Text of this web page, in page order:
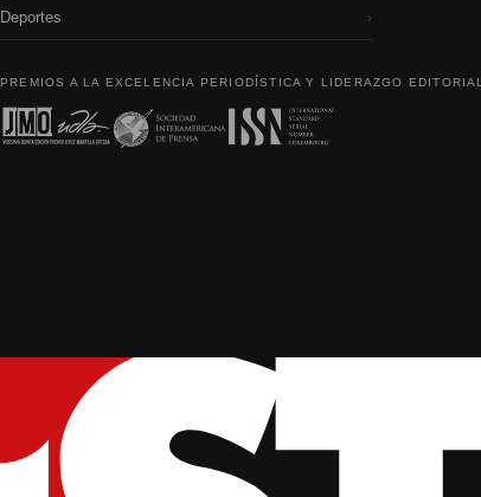
Deportes ›
PREMIOS A LA EXCELENCIA PERIODÍSTICA Y LIDERAZGO EDITORIAL